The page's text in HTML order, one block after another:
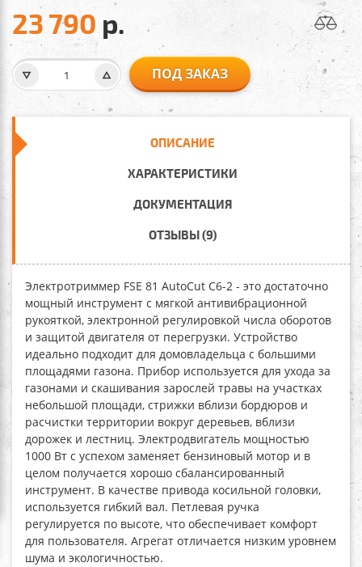
23 790 р.
ПОД ЗАКАЗ
ОПИСАНИЕ
ХАРАКТЕРИСТИКИ
ДОКУМЕНТАЦИЯ
ОТЗЫВЫ (9)
Электротриммер FSE 81 AutoCut C6-2 - это достаточно
мощный инструмент с мягкой антивибрационной
рукояткой, электронной регулировкой числа оборотов
и защитой двигателя от перегрузки. Устройство
идеально подходит для домовладельца с большими
площадями газона. Прибор используется для ухода за
газонами и скашивания зарослей травы на участках
небольшой площади, стрижки вблизи бордюров и
расчистки территории вокруг деревьев, вблизи
дорожек и лестниц. Электродвигатель мощностью
1000 Вт с успехом заменяет бензиновый мотор и в
целом получается хорошо сбалансированный
инструмент. В качестве привода косильной головки,
используется гибкий вал. Петлевая ручка
регулируется по высоте, что обеспечивает комфорт
для пользователя. Агрегат отличается низким уровнем
шума и экологичностью.